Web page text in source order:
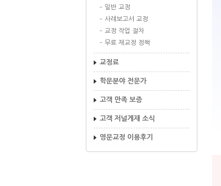
일반 교정
사례보고서 교정
교정 작업 절차
무료 재교정 정책
교정료
학문분야 전문가
고객 만족 보증
고객 저널게재 소식
영문교정 이용후기